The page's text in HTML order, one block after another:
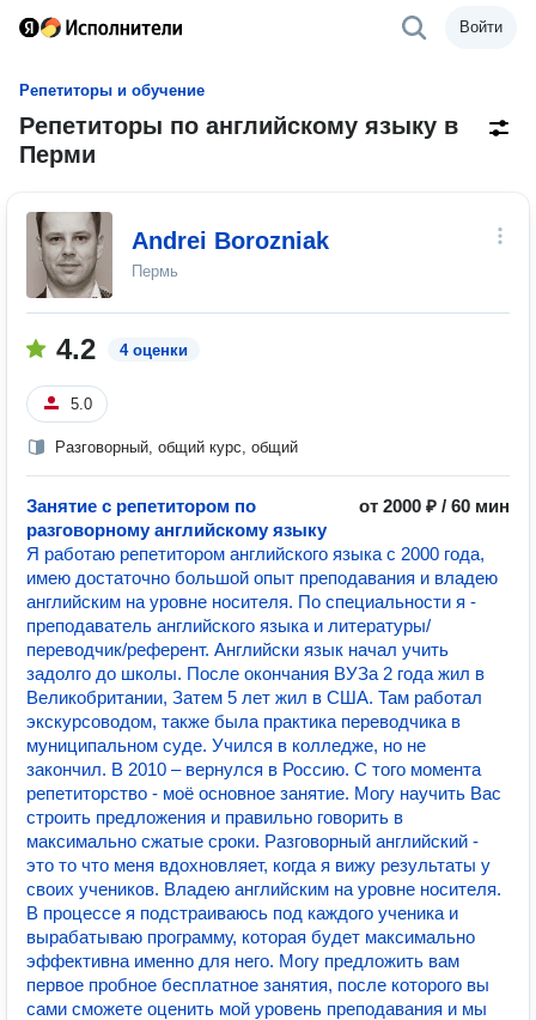
Войти
Репетиторы и обучение
Репетиторы по английскому языку в
Перми
Andrei Borozniak
Пермь
4.2 4 оценки
5.0
Разговорный, общий курс, общий
Занятие с репетитором по
разговорному английскому языку
от 2000 ₽ / 60 мин
Я работаю репетитором английского языка с 2000 года,
имею достаточно большой опыт преподавания и владею
английским на уровне носителя. По специальности я -
преподаватель английского языка и литературы/
переводчик/референт. Английски язык начал учить
задолго до школы. После окончания ВУЗа 2 года жил в
Великобритании, Затем 5 лет жил в США. Там работал
экскурсоводом, также была практика переводчика в
муниципальном суде. Учился в колледже, но не
закончил. В 2010 – вернулся в Россию. С того момента
репетиторство - моё основное занятие. Могу научить Вас
строить предложения и правильно говорить в
максимально сжатые сроки. Разговорный английский -
это то что меня вдохновляет, когда я вижу результаты у
своих учеников. Владею английским на уровне носителя.
В процессе я подстраиваюсь под каждого ученика и
вырабатываю программу, которая будет максимально
эффективна именно для него. Могу предложить вам
первое пробное бесплатное занятия, после которого вы
сами сможете оценить мой уровень преподавания и мы